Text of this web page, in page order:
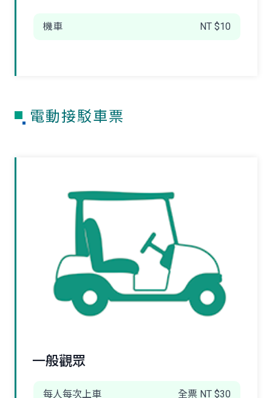
機車 NT $10
電動接駁車票
一般觀眾
每人每次上車 全票 NT $30